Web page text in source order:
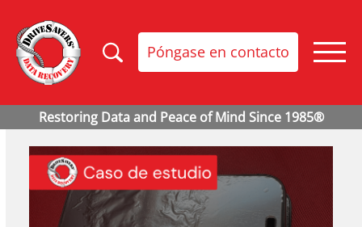
Póngase en contacto